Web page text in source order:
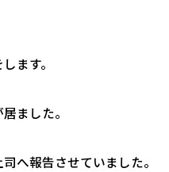
ます。
ました。
へ報告させていました。